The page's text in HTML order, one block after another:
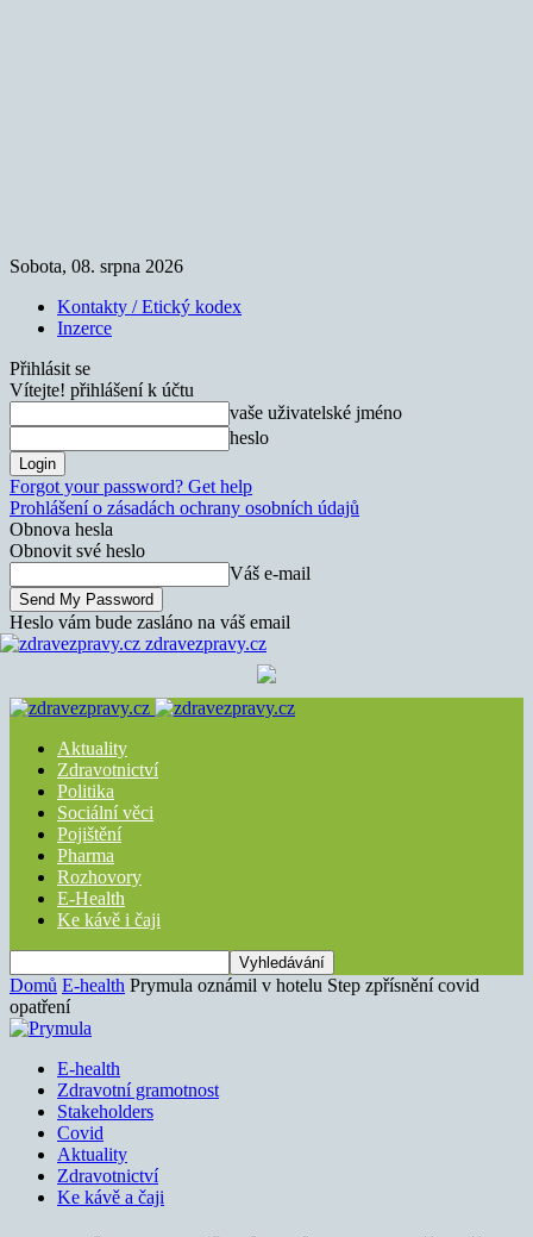
Sobota, 08. srpna 2026
Kontakty / Etický kodex
Inzerce
Přihlásit se
Vítejte! přihlášení k účtu
vaše uživatelské jméno
heslo
Forgot your password? Get help
Prohlášení o zásadách ochrany osobních údajů
Obnova hesla
Obnovit své heslo
Váš e-mail
Heslo vám bude zasláno na váš email
zdravezpravy.cz
Aktuality
Zdravotnictví
Politika
Sociální věci
Pojištění
Pharma
Rozhovory
E-Health
Ke kávě i čaji
Domů E-health Prymula oznámil v hotelu Step zpřísnění covid
opatření
E-health
Zdravotní gramotnost
Stakeholders
Covid
Aktuality
Zdravotnictví
Ke kávě a čaji